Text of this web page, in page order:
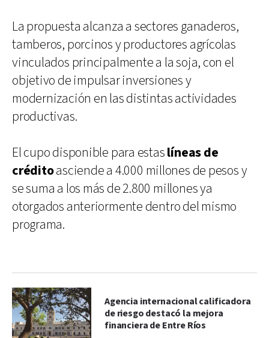
La propuesta alcanza a sectores ganaderos,
tamberos, porcinos y productores agrícolas
vinculados principalmente a la soja, con el
objetivo de impulsar inversiones y
modernización en las distintas actividades
productivas.
El cupo disponible para estaslíneas de
créditoasciende a 4.000 millones de pesos y
se suma a los más de 2.800 millones ya
otorgados anteriormente dentro del mismo
programa.
Agencia internacional calificadora
de riesgo destacó la mejora
financiera de Entre Ríos